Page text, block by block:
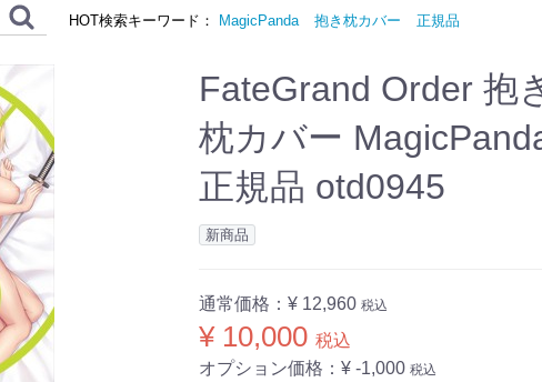
HOT検索キーワード： MagicPanda 抱き枕カバー 正規品
FateGrand Order 抱
枕カバー
正規品 otd0945
新商品
通常価格： ¥ 12,960 税込
¥ 10,000 税込
オプション価格：¥ -1,000 税込